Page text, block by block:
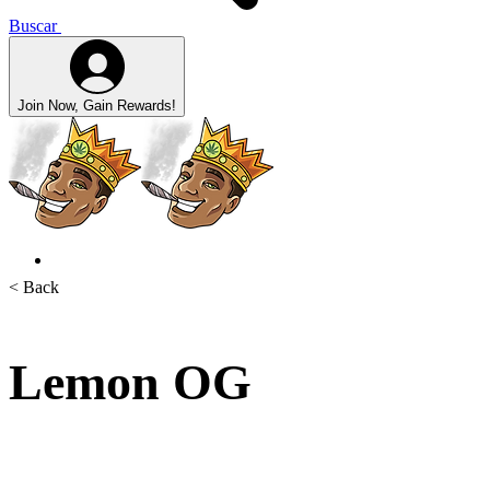
Buscar
Join Now, Gain Rewards!
< Back
Lemon OG